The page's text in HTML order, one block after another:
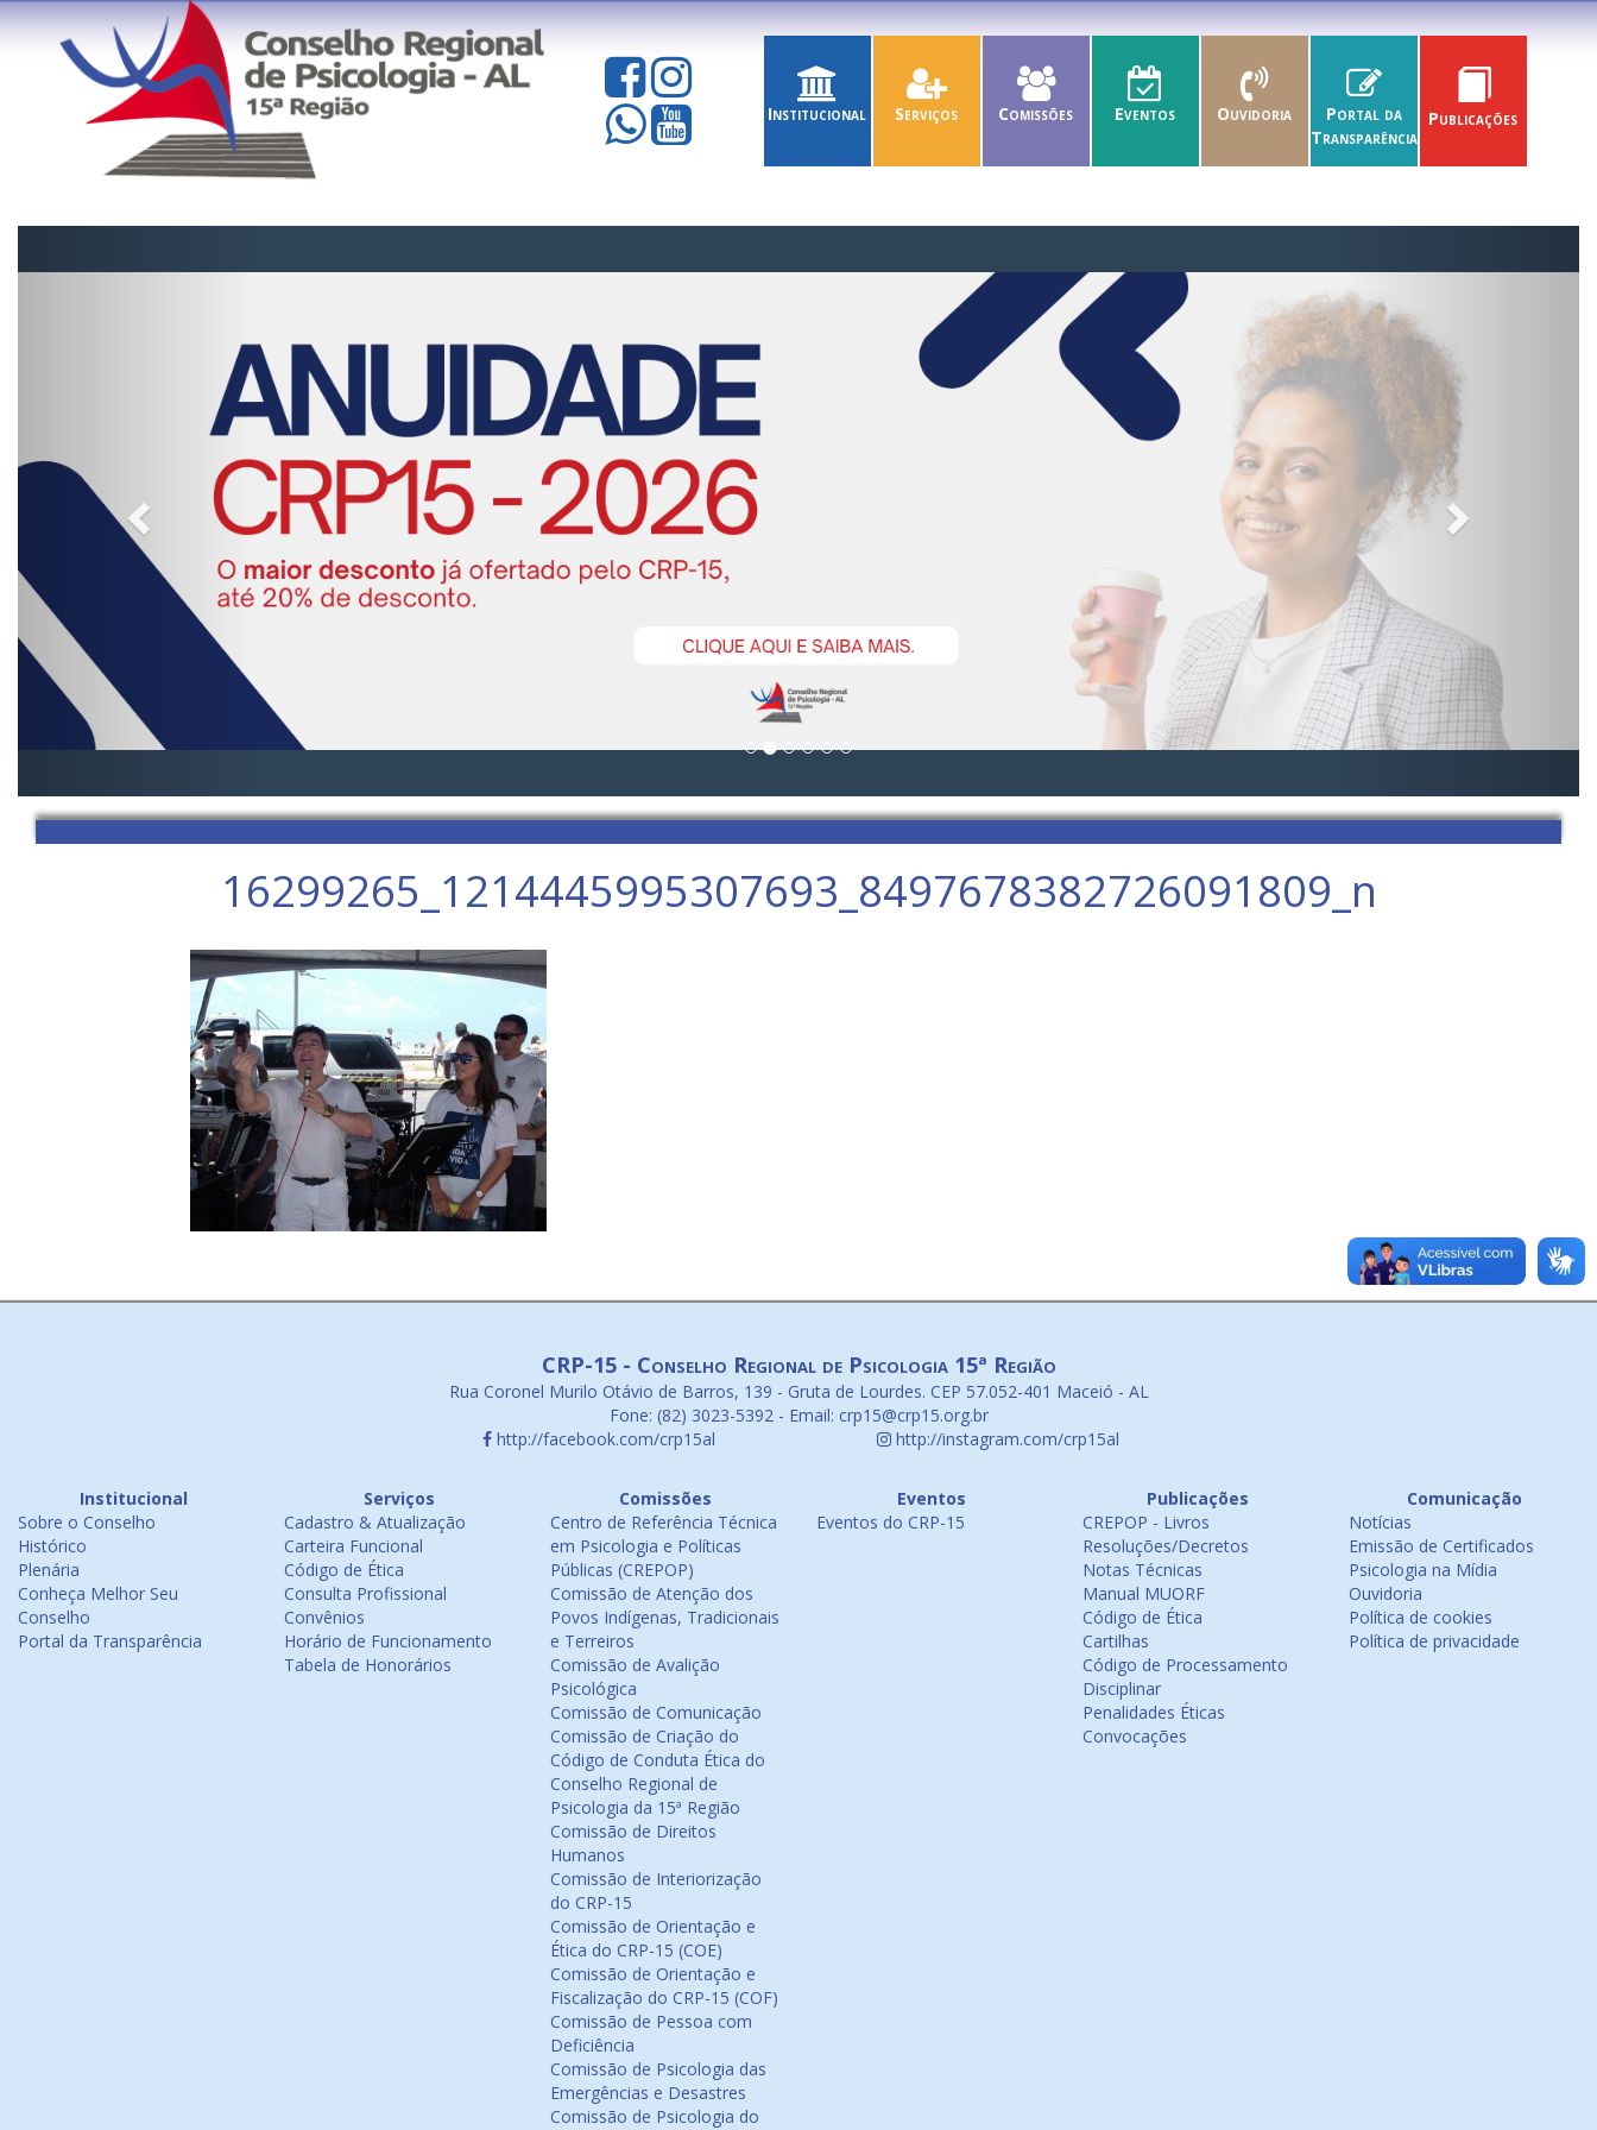
Institucional Serviços Comissões Eventos Ouvidoria
Portal da
Transparência
Publicações
16299265_1214445995307693_8497678382726091809_n
CRP-15 - Conselho Regional de Psicologia 15ª Região
Rua Coronel Murilo Otávio de Barros, 139 - Gruta de Lourdes. CEP 57.052-401 Maceió - AL
Fone: (82) 3023-5392 - Email: crp15@crp15.org.br
http://facebook.com/crp15al
http://instagram.com/crp15al
Institucional
Sobre o Conselho
Histórico
Plenária
Conheça Melhor Seu
Conselho
Portal da Transparência
Serviços
Cadastro & Atualização
Carteira Funcional
Código de Ética
Consulta Profissional
Convênios
Horário de Funcionamento
Tabela de Honorários
Comissões
Centro de Referência Técnica
em Psicologia e Políticas
Públicas (CREPOP)
Comissão de Atenção dos
Povos Indígenas, Tradicionais
e Terreiros
Comissão de Avalição
Psicológica
Comissão de Comunicação
Comissão de Criação do
Código de Conduta Ética do
Conselho Regional de
Psicologia da 15ª Região
Comissão de Direitos
Humanos
Comissão de Interiorização
do CRP-15
Comissão de Orientação e
Ética do CRP-15 (COE)
Comissão de Orientação e
Fiscalização do CRP-15 (COF)
Comissão de Pessoa com
Deficiência
Comissão de Psicologia das
Emergências e Desastres
Comissão de Psicologia do
Eventos
Eventos do CRP-15
Publicações
CREPOP - Livros
Resoluções/Decretos
Notas Técnicas
Manual MUORF
Código de Ética
Cartilhas
Código de Processamento
Disciplinar
Penalidades Éticas
Convocações
Comunicação
Notícias
Emissão de Certificados
Psicologia na Mídia
Ouvidoria
Política de cookies
Política de privacidade